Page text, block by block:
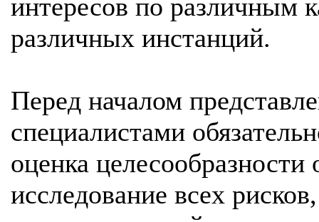
интересов по различным
различных инстанций.
Перед началом
специалистами
оценка
исследование всех